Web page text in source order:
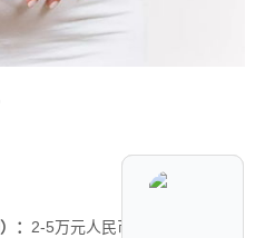
： 2-5万元人民币。